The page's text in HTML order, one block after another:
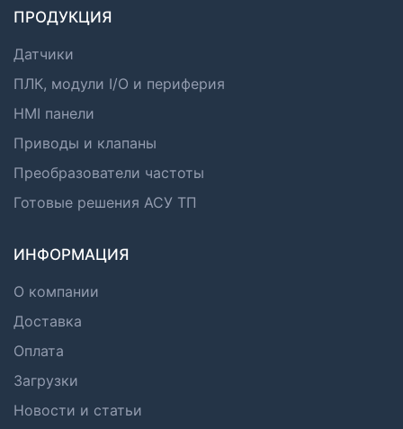
ПРОДУКЦИЯ
Датчики
ПЛК, модули I/O и периферия
HMI панели
Приводы и клапаны
Преобразователи частоты
Готовые решения АСУ ТП
ИНФОРМАЦИЯ
О компании
Доставка
Оплата
Загрузки
Новости и статьи